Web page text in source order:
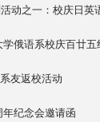
动之一：校庆日英
俄语系校庆百廿五
友返校活动
纪念会邀请函